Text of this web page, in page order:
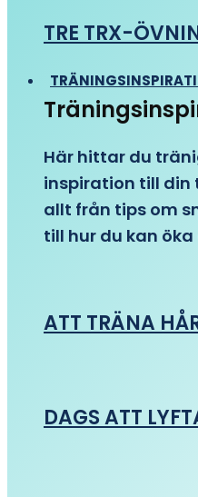
TRE TRX-
Här hittar du
inspiration till din
allt från tips om
till hur du kan
ATT TRÄNA
DAGS ATT